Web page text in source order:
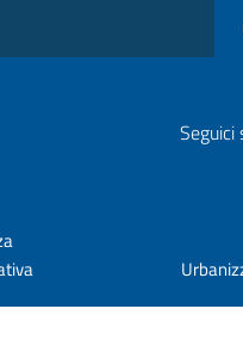
Seguici